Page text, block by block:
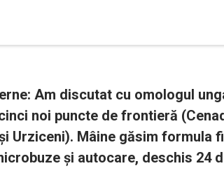
Am discutat cu omologul
noi puncte de frontieră
Urziceni). Mâine găsim formula
și autocare, deschis 24